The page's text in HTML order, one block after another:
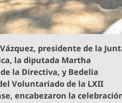
presidente de la
la diputada Martha
la Directiva, y Bedelia
Voluntariado de la LXII
encabezaron la